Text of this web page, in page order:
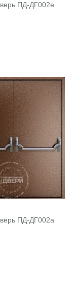
ПД-ДГ002e
ПД-ДГ002a